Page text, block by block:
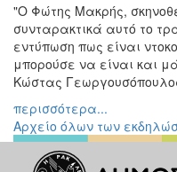
ΤΟΠΟΣ
ΜΑΣ
ΔΗΜΟΣ
ΠΟΛΙΤΙΣΜΟΣ
"Ο Φώτης Μακρής,
συνταρακτικά αυτό το
εντύπωση πως είναι
μπορούσε να είναι και
Κώστας
περισσότερα...
Αρχείο όλων των